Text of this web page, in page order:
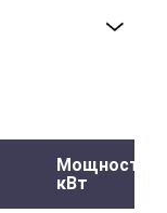
Мощность,
кВт